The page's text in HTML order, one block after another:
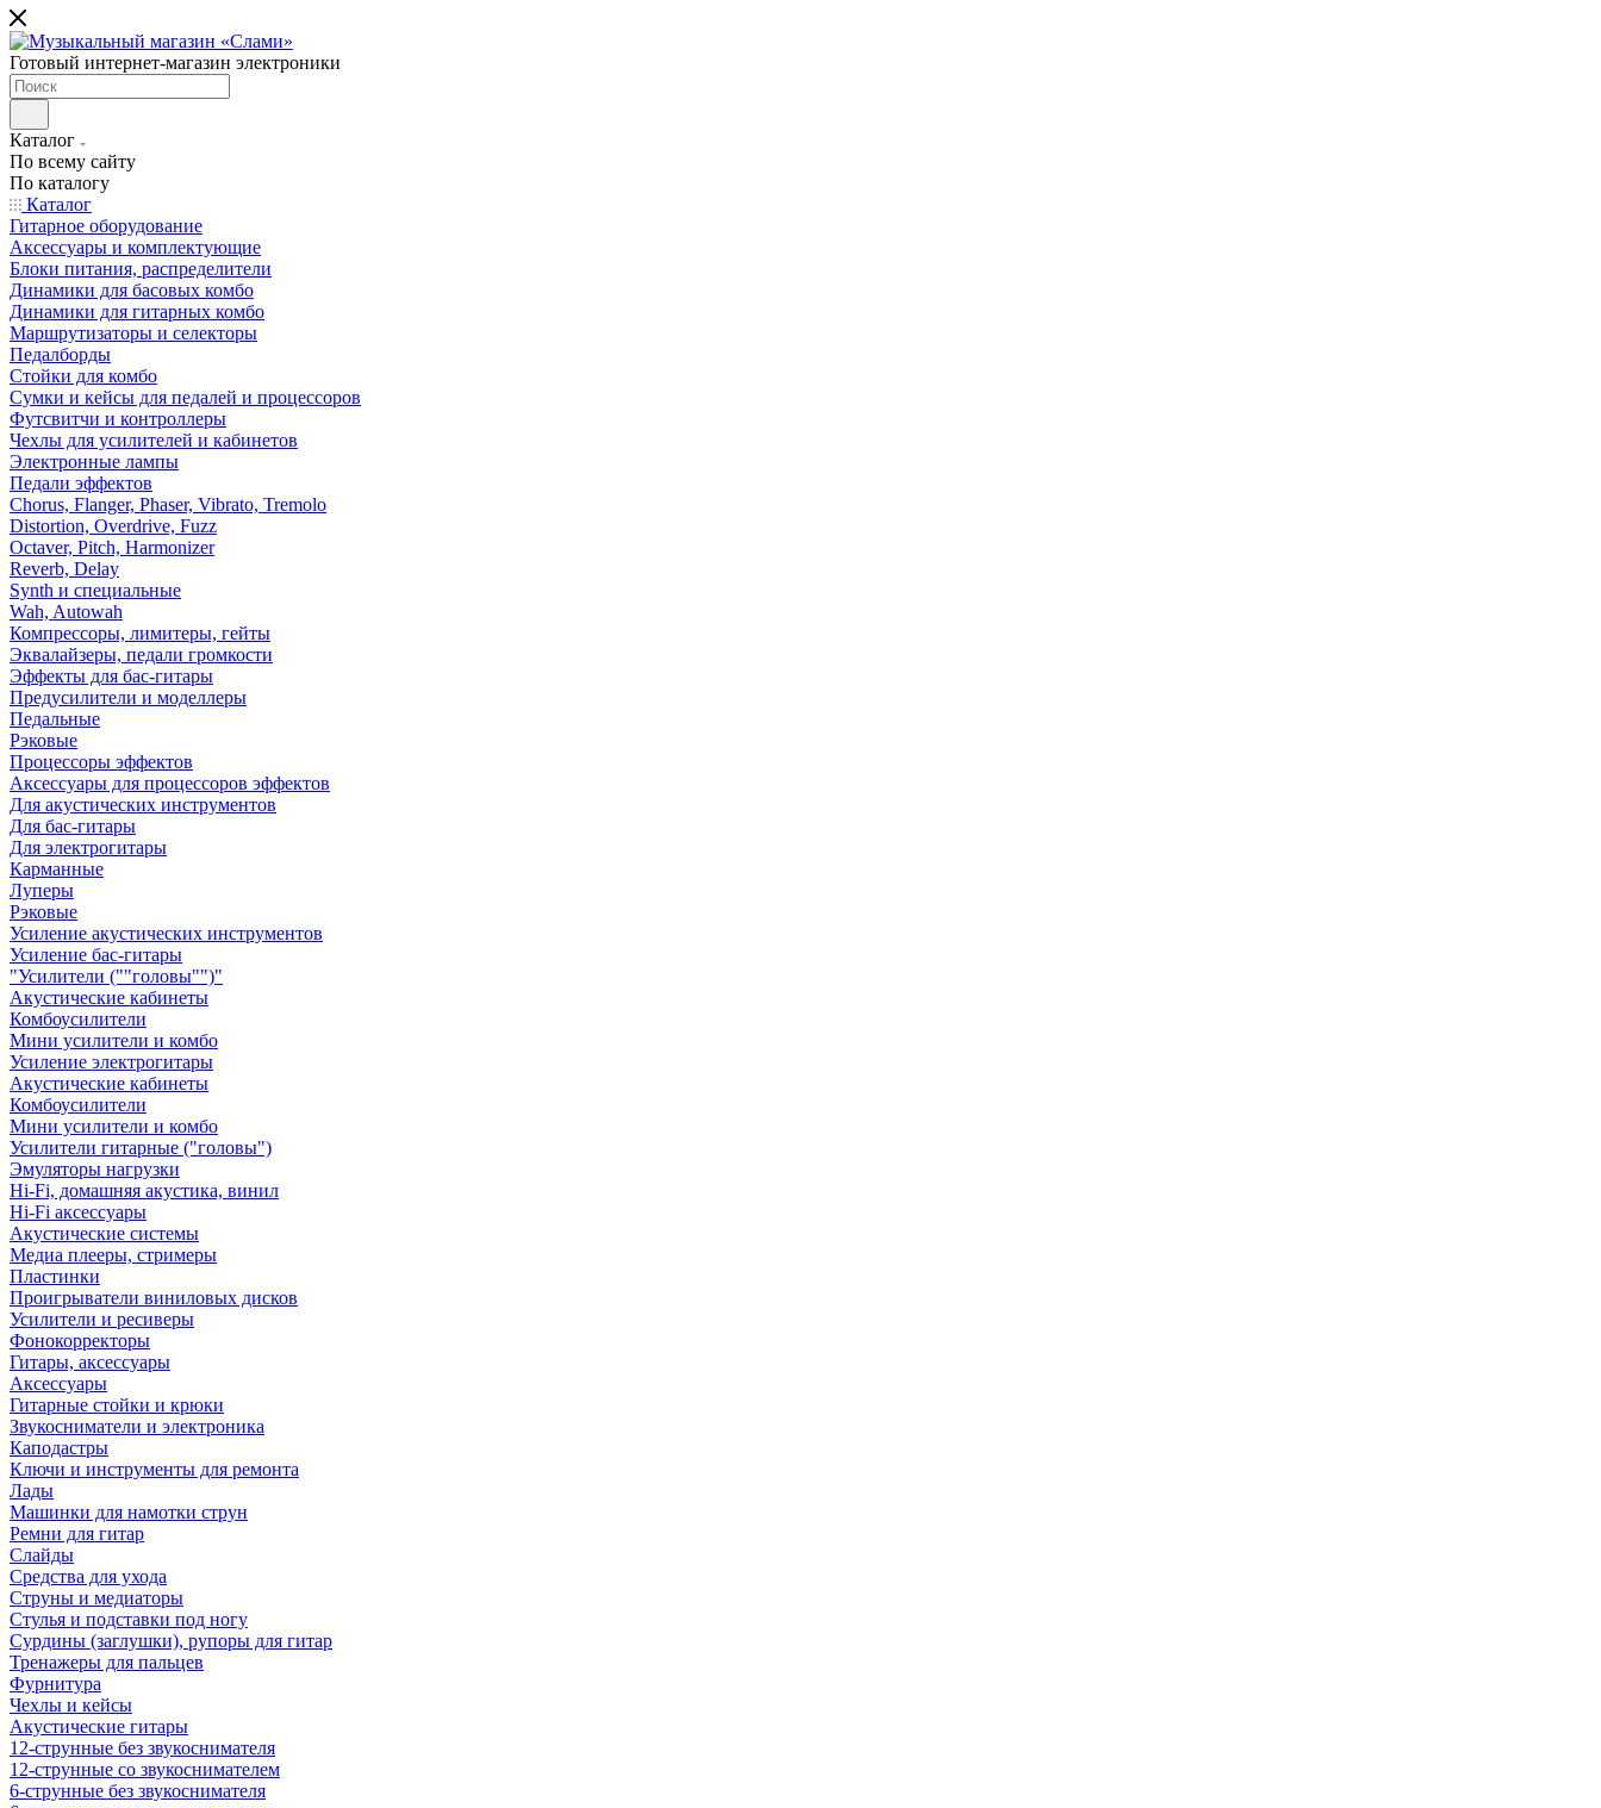
Готовый интернет-магазин электроники
Каталог
По всему сайту
По каталогу
Каталог
Гитарное оборудование
Аксессуары и комплектующие
Блоки питания, распределители
Динамики для басовых комбо
Динамики для гитарных комбо
Маршрутизаторы и селекторы
Педалборды
Стойки для комбо
Сумки и кейсы для педалей и процессоров
Футсвитчи и контроллеры
Чехлы для усилителей и кабинетов
Электронные лампы
Педали эффектов
Chorus, Flanger, Phaser, Vibrato, Tremolo
Distortion, Overdrive, Fuzz
Octaver, Pitch, Harmonizer
Reverb, Delay
Synth и специальные
Wah, Autowah
Компрессоры, лимитеры, гейты
Эквалайзеры, педали громкости
Эффекты для бас-гитары
Предусилители и моделлеры
Педальные
Рэковые
Процессоры эффектов
Аксессуары для процессоров эффектов
Для акустических инструментов
Для бас-гитары
Для электрогитары
Карманные
Луперы
Рэковые
Усиление акустических инструментов
Усиление бас-гитары
"Усилители (""головы"")"
Акустические кабинеты
Комбоусилители
Мини усилители и комбо
Усиление электрогитары
Акустические кабинеты
Комбоусилители
Мини усилители и комбо
Усилители гитарные ("головы")
Эмуляторы нагрузки
Hi-Fi, домашняя акустика, винил
Hi-Fi аксессуары
Акустические системы
Медиа плееры, стримеры
Пластинки
Проигрыватели виниловых дисков
Усилители и ресиверы
Фонокорректоры
Гитары, аксессуары
Аксессуары
Гитарные стойки и крюки
Звукосниматели и электроника
Каподастры
Ключи и инструменты для ремонта
Лады
Машинки для намотки струн
Ремни для гитар
Слайды
Средства для ухода
Струны и медиаторы
Стулья и подставки под ногу
Сурдины (заглушки), рупоры для гитар
Тренажеры для пальцев
Фурнитура
Чехлы и кейсы
Акустические гитары
12-струнные без звукоснимателя
12-струнные со звукоснимателем
6-струнные без звукоснимателя